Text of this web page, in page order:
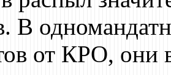
В
от КРО, они